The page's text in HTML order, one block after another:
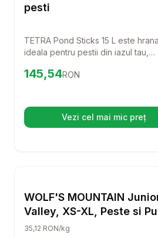
pesti
TETRA Pond Sticks 15 L este hrana
ideala pentru pestii din iazul tau,
sanatoasa. Pestii tai vor adora
Preț: 145.54
145,54RON
Vezi cel mai mic preț
(se deschide
WOLF'S MOUNTAIN
Valley, XS-XL, Peste si
hrana uscata fara cereale
35,12 RON/kg